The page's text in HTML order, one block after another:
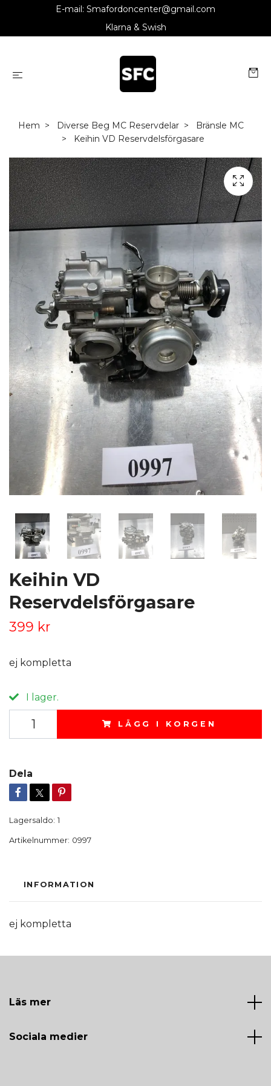
E-mail: Smafordoncenter@gmail.com
Klarna & Swish
Hem Diverse Beg MC Reservdelar
Bränsle MC
Keihin VD Reservdelsförgasare
Keihin VD
Reservdelsförgasare
399 kr
ej kompletta
I lager.
LÄGG I KORGEN
Dela
Lagersaldo: 1
Artikelnummer: 0997
INFORMATION
ej kompletta
Läs mer
Sociala medier